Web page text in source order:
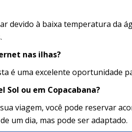
devido à baixa temperatura da
nas ilhas?
é uma excelente oportunidade
Sol ou em Copacabana?
viagem, você pode reservar
um dia, mas pode ser adaptado.